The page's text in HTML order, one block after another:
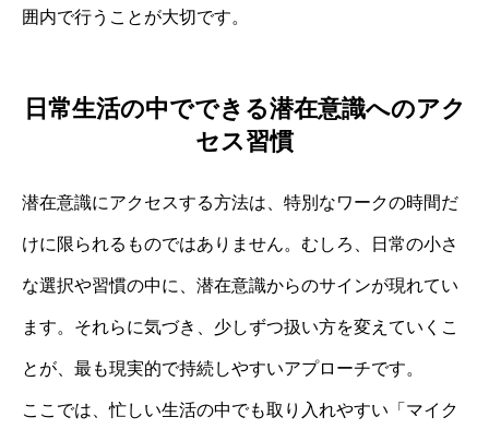
囲内で行うことが大切です。
日常生活の中でできる潜在意識へのアク
セス習慣
潜在意識にアクセスする方法は、特別なワークの時間だ
けに限られるものではありません。むしろ、日常の小さ
な選択や習慣の中に、潜在意識からのサインが現れてい
ます。それらに気づき、少しずつ扱い方を変えていくこ
とが、最も現実的で持続しやすいアプローチです。
ここでは、忙しい生活の中でも取り入れやすい「マイク